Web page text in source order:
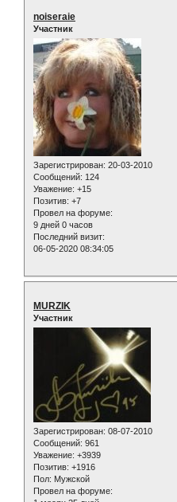
noiseraie
Участник
Зарегистрирован: 20-03-2010
Сообщений: 124
Уважение: +15
Позитив: +7
Провел на форуме:
9 дней 0 часов
Последний визит:
06-05-2020 08:34:05
MURZIK
Участник
Зарегистрирован: 08-07-2010
Сообщений: 961
Уважение: +3939
Позитив: +1916
Пол: Мужской
Провел на форуме: